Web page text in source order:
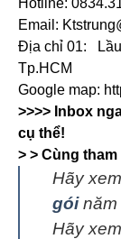
Email:
Địa chỉ 01: Lầu
Tp.HCM
Google map:
>>>> Inbox
cụ thể!
> > Cùng
Hãy
góinăm
Hãy